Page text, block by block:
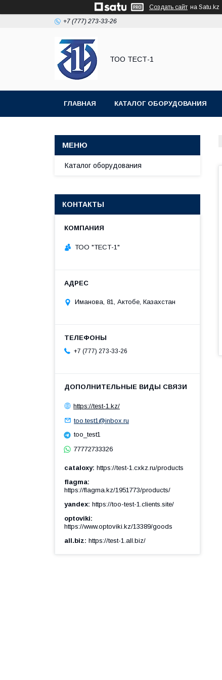
Создать сайт на Satu.kz
+7 (777) 273-33-26
ТОО ТЕСТ-1
ГЛАВНАЯ КАТАЛОГ ОБОРУДОВАНИЯ
Каталог оборудования
КОНТАКТЫ
ТОО "ТЕСТ-1"
Иманова, 81, Актобе, Казахстан
+7 (777) 273-33-26
https://test-1.kz/
too.test1@inbox.ru
too_test1
77772733326
cataloxy https://test-1.cxkz.ru/products
flagma
https://flagma.kz/1951773/products/
yandex https://too-test-1.clients.site/
optoviki
https://www.optoviki.kz/13389/goods
all.biz https://test-1.all.biz/